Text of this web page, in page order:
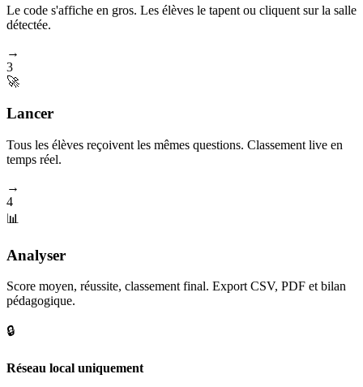
Le code s'affiche en gros. Les élèves le tapent ou cliquent sur la salle
détectée.
→
3
🚀
Lancer
Tous les élèves reçoivent les mêmes questions. Classement live en
temps réel.
→
4
📊
Analyser
Score moyen, réussite, classement final. Export CSV, PDF et bilan
pédagogique.
🔒
Réseau local uniquement